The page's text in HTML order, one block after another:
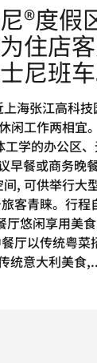
®度假
住店
尼班车
海张江高科
闲工作两相宜
学的办公区
早餐或商务晚
, 可供举行大
客青睐。行程
厅悠闲享用美
厅以传统粤菜
统意大利美食,